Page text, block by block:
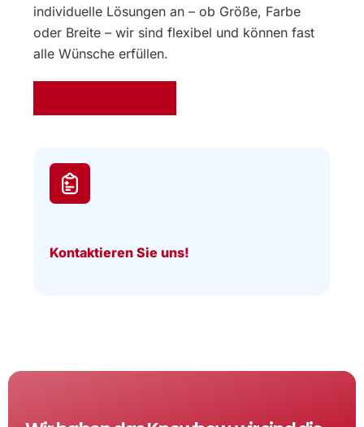
individuelle Lösungen an – ob Größe, Farbe
oder Breite – wir sind flexibel und können fast
alle Wünsche erfüllen.
Kontaktieren Sie uns!